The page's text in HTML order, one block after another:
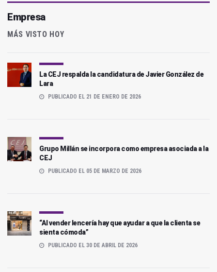
Empresa
MÁS VISTO HOY
La CEJ respalda la candidatura de Javier González de
Lara
PUBLICADO EL 21 DE ENERO DE 2026
Grupo Millán se incorpora como empresa asociada a la
CEJ
PUBLICADO EL 05 DE MARZO DE 2026
“Al vender lencería hay que ayudar a que la clienta se
sienta cómoda”
PUBLICADO EL 30 DE ABRIL DE 2026